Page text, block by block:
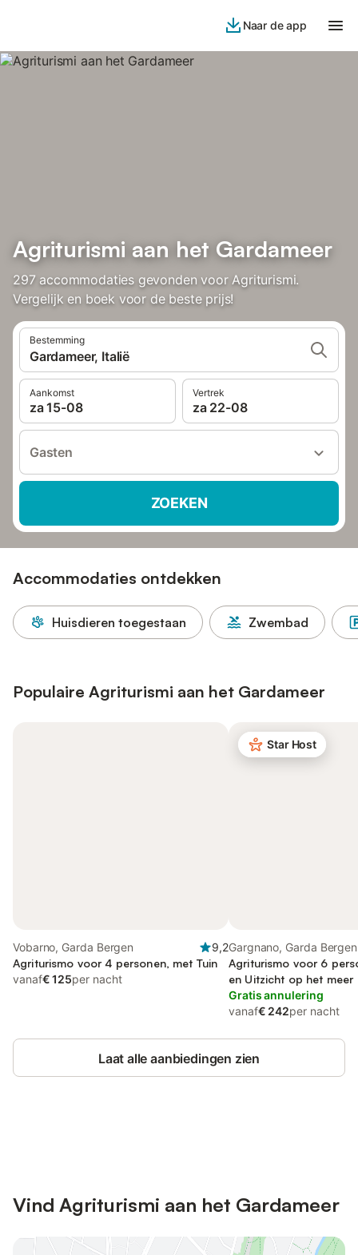
Naar de app
Agriturismi aan het Gardameer
297 accommodaties gevonden voor Agriturismi.
Vergelijk en boek voor de beste prijs!
Bestemming
Gardameer, Italië
Aankomst
za 15-08
Vertrek
za 22-08
Gasten
ZOEKEN
Accommodaties ontdekken
Huisdieren toegestaan Zwembad
Populaire Agriturismi aan het Gardameer
Vobarno, Garda Bergen
9,2
Agriturismo voor 4 personen, met Tuin
vanaf€ 125per nacht
Star Host
Gargnano, Garda Bergen
Agriturismo voor 6
en Uitzicht op het meer
Gratis annulering
vanaf€ 242per nacht
Laat alle aanbiedingen zien
Vind Agriturismi aan het Gardameer